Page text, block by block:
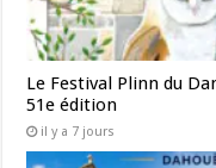
Le Festival Plinn du
51e édition
il y a 7 jours